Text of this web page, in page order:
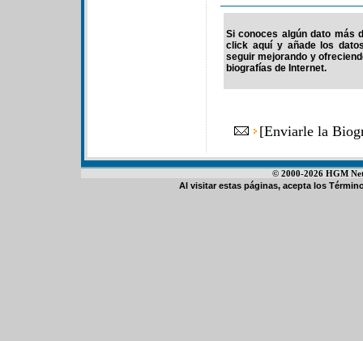
Si conoces algún dato más
click aquí y añade los
seguir mejorando y
biografías de Internet.
[Enviarle la
© 2000-2026 HGM
Al visitar estas páginas, acepta los